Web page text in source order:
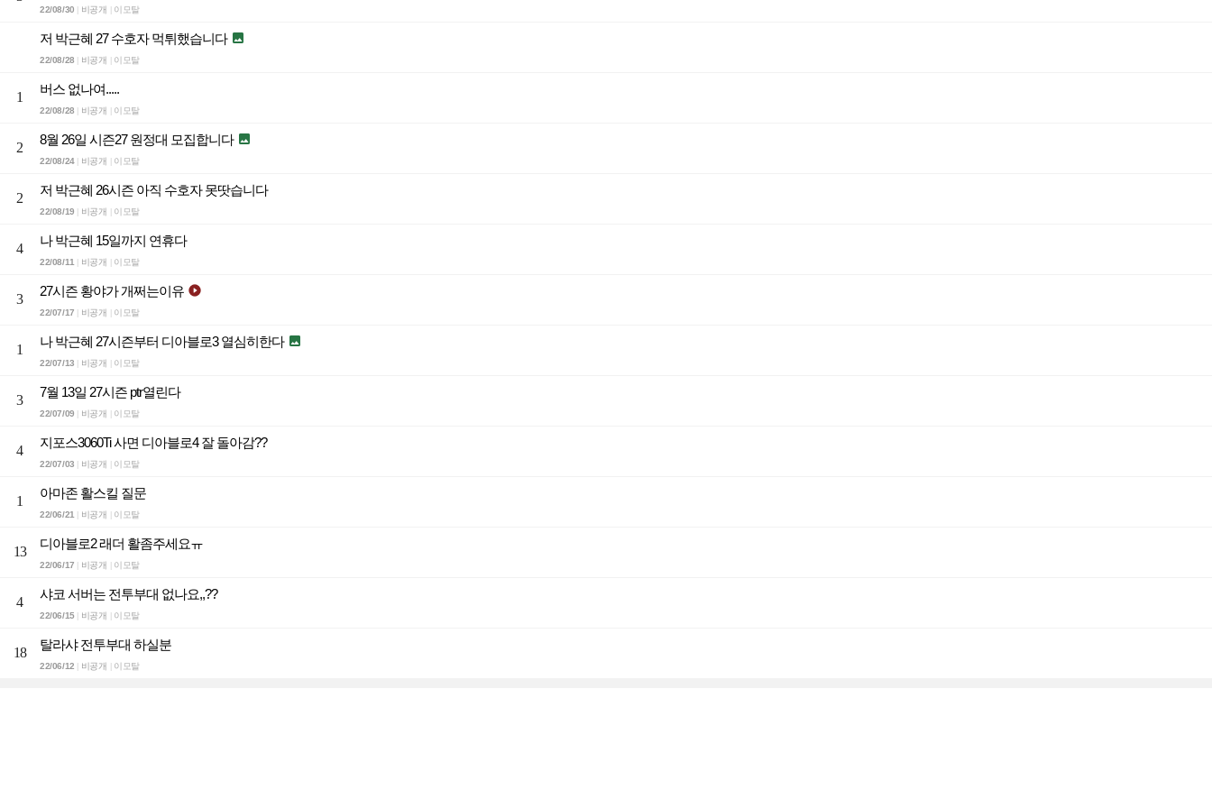
22/08/30 비공개 이모탈
저 박근혜 27 수호자 먹튀했습니다 
22/08/28 비공개 이모탈
1
버스 없나여.....
22/08/28 비공개 이모탈
2
8월 26일 시즌27 원정대 모집합니다 
22/08/24| 비공개 이모탈
2
저 박근혜 26시즌 아직 수호자 못땃습니다
22/08/19 비공개 이모탈
4
나 박근혜 15일까지 연휴다
22/08/11| 비공개 이모탈
3
27시즌 황야가 개쩌는이유 
22/07/17 비공개 이모탈
1
나 박근혜 27시즌부터 디아블로3 열심히한다 
22/07/13 비공개 이모탈
3
7월 13일 27시즌 ptr열린다
22/07/09 비공개 이모탈
4
지포스3060Ti 사면 디아블로4 잘 돌아감??
22/07/03 비공개 이모탈
1
아마존 활스킬 질문
22/06/21| 비공개 이모탈
13
디아블로2 래더 활좀주세요ㅠ
22/06/17 비공개 이모탈
4
샤코 서버는 전투부대 없나요,,??
22/06/15| 비공개 이모탈
18
탈라샤 전투부대 하실분
22/06/12 비공개 이모탈